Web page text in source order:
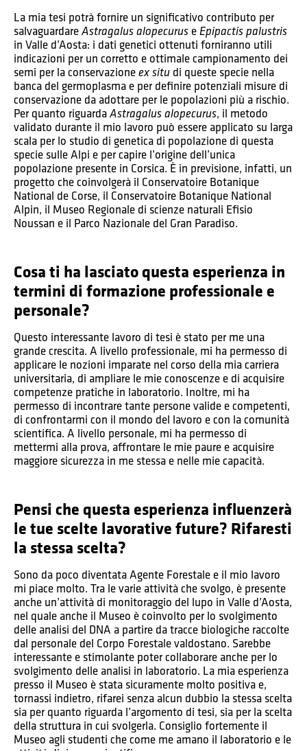
La mia tesi potrà fornire un significativo contributo per
salvaguardare Astragalus alopecurus e Epipactis palustris
in Valle d’Aosta: i dati genetici ottenuti forniranno utili
indicazioni per un corretto e ottimale campionamento dei
semi per la conservazione ex situ di queste specie nella
banca del germoplasma e per definire potenziali misure di
conservazione da adottare per le popolazioni più a rischio.
Per quanto riguarda Astragalus alopecurus, il metodo
validato durante il mio lavoro può essere applicato su larga
scala per lo studio di genetica di popolazione di questa
specie sulle Alpi e per capire l’origine dell’unica
popolazione presente in Corsica. È in previsione, infatti, un
progetto che coinvolgerà il Conservatoire Botanique
National de Corse, il Conservatoire Botanique National
Alpin, il Museo Regionale di scienze naturali Efisio
Noussan e il Parco Nazionale del Gran Paradiso.
Cosa ti ha lasciato questa esperienza in
termini di formazione professionale e
personale?
Questo interessante lavoro di tesi è stato per me una
grande crescita. A livello professionale, mi ha permesso di
applicare le nozioni imparate nel corso della mia carriera
universitaria, di ampliare le mie conoscenze e di acquisire
competenze pratiche in laboratorio. Inoltre, mi ha
permesso di incontrare tante persone valide e competenti,
di confrontarmi con il mondo del lavoro e con la comunità
scientifica. A livello personale, mi ha permesso di
mettermi alla prova, affrontare le mie paure e acquisire
maggiore sicurezza in me stessa e nelle mie capacità.
Pensi che questa esperienza influenzerà
le tue scelte lavorative future? Rifaresti
la stessa scelta?
Sono da poco diventata Agente Forestale e il mio lavoro
mi piace molto. Tra le varie attività che svolgo, è presente
anche un’attività di monitoraggio del lupo in Valle d’Aosta,
nel quale anche il Museo è coinvolto per lo svolgimento
delle analisi del DNA a partire da tracce biologiche raccolte
dal personale del Corpo Forestale valdostano. Sarebbe
interessante e stimolante poter collaborare anche per lo
svolgimento delle analisi in laboratorio. La mia esperienza
presso il Museo è stata sicuramente molto positiva e,
tornassi indietro, rifarei senza alcun dubbio la stessa scelta
sia per quanto riguarda l’argomento di tesi, sia per la scelta
della struttura in cui svolgerla. Consiglio fortemente il
Museo agli studenti che come me amano il laboratorio e le